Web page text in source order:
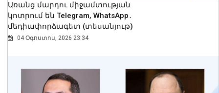
Առանց մարդու միջամտության
կոտրում են Telegram, WhatsApp․
մեդիափորձագետ (տեսանյութ)
04 Օգոստոս, 2026 23:34